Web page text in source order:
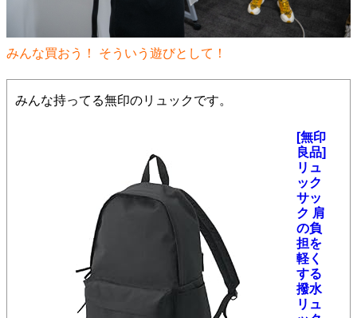
みんな買おう！ そういう遊びとして！
みんな持ってる無印のリュックです。
[無印
良品]
リュ
ック
サッ
ク 肩
の負
担を
軽く
する
撥水
リュ